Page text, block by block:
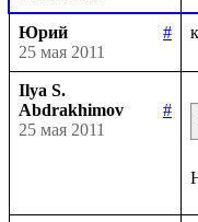
Юрий
#
25 мая 2011
Ilya S.
Abdrakhimov
#
25 мая 2011